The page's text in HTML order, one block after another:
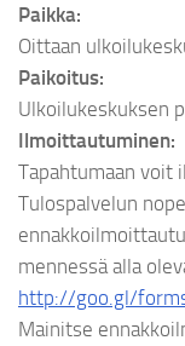
Paikka:
Oittaan
Paikoitus:
Ulkoilukeskuksen
Ilmoittautuminen:
Tapahtumaan voit
Tulospalvelun
mennessä alla
http://goo.gl/
Mainitse